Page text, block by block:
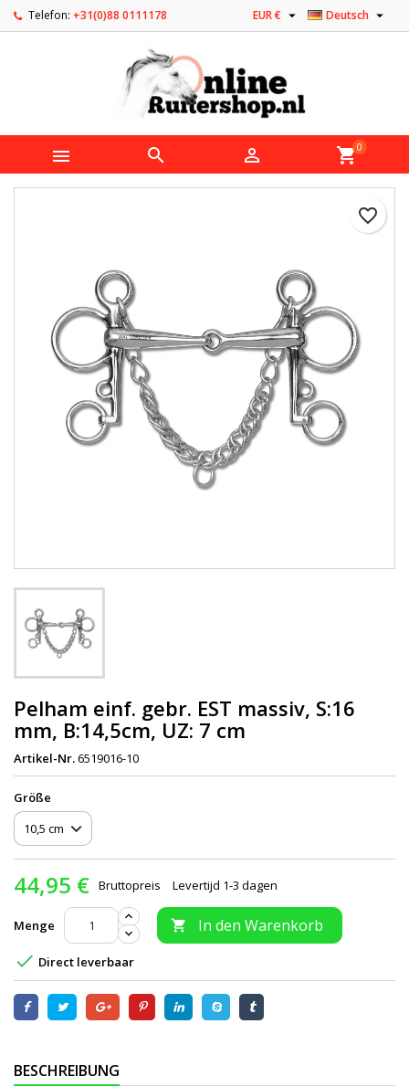
Telefon: +31(0)88 0111178 Deutsch 
EUR € 
   shopping_cart0
favorite_border
Pelham einf. gebr. EST massiv, S:16
mm, B:14,5cm, UZ: 7 cm
Artikel-Nr.6519016-10
Größe
44,95 € Bruttopreis Levertijd 1-3 dagen
Menge  In den Warenkorb
 Direct leverbaar
BESCHREIBUNG